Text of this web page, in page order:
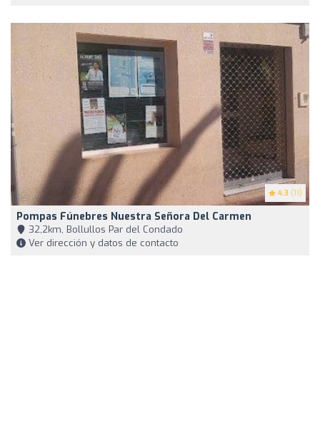
4.3 (11)
Pompas Fúnebres Nuestra Señora Del Carmen
32,2km, Bollullos Par del Condado
Ver dirección y datos de contacto